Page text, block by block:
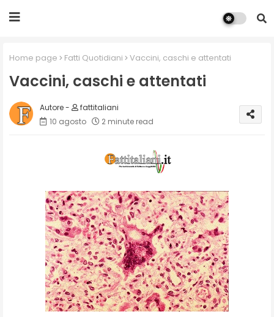
Home page Fatti Quotidiani Vaccini, caschi e attentati
Vaccini, caschi e attentati
fattitaliani
10 agosto
2 minute read